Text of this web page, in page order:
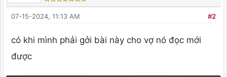
#2
07-15-2024, 11:13 AM
có khi mình phải gởi bài này cho vợ nó đọc mới
được